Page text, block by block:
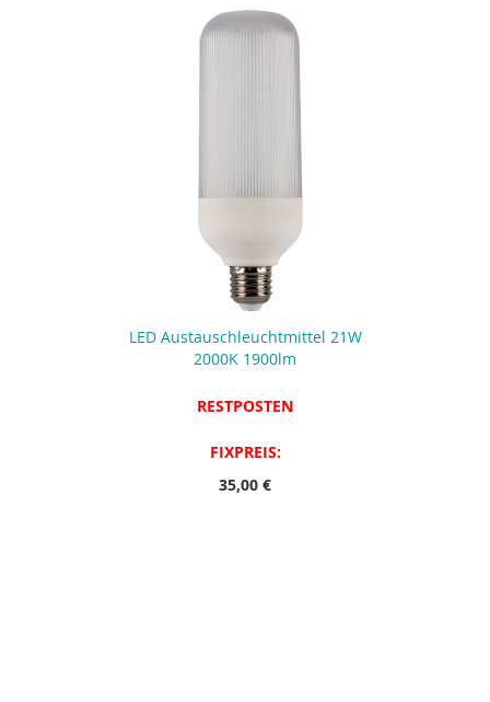
LED Austauschleuchtmittel 21W
2000K 1900lm
RESTPOSTEN
FIXPREIS:
35,00 €